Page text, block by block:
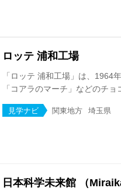
ロッテ 浦和工場
「ロッテ 浦和工場」は、1964
「コアラのマーチ」などのチ
見学ナビ 関東地方 埼玉県
日本科学未来館 （